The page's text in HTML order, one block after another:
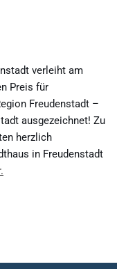
verleiht am
Preis für
Freudenstadt –
ausgezeichnet! Zu
herzlich
in Freudenstadt